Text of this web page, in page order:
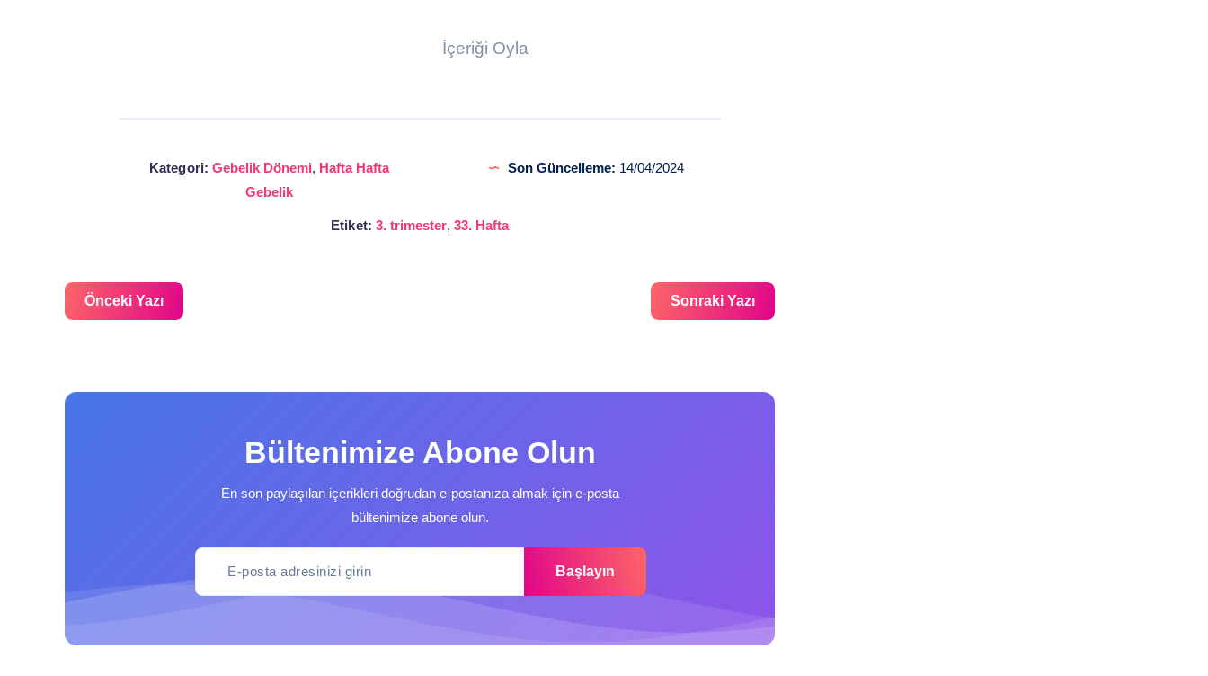
İçeriği Oyla
Kategori: Gebelik Dönemi, Hafta Hafta
Gebelik
Son Güncelleme: 14/04/2024
Etiket: 3. trimester,33. Hafta
Önceki Yazı Sonraki Yazı
Bültenimize Abone Olun
En son paylaşılan içerikleri doğrudan e-postanıza almak için e-posta
bültenimize abone olun.
Başlayın